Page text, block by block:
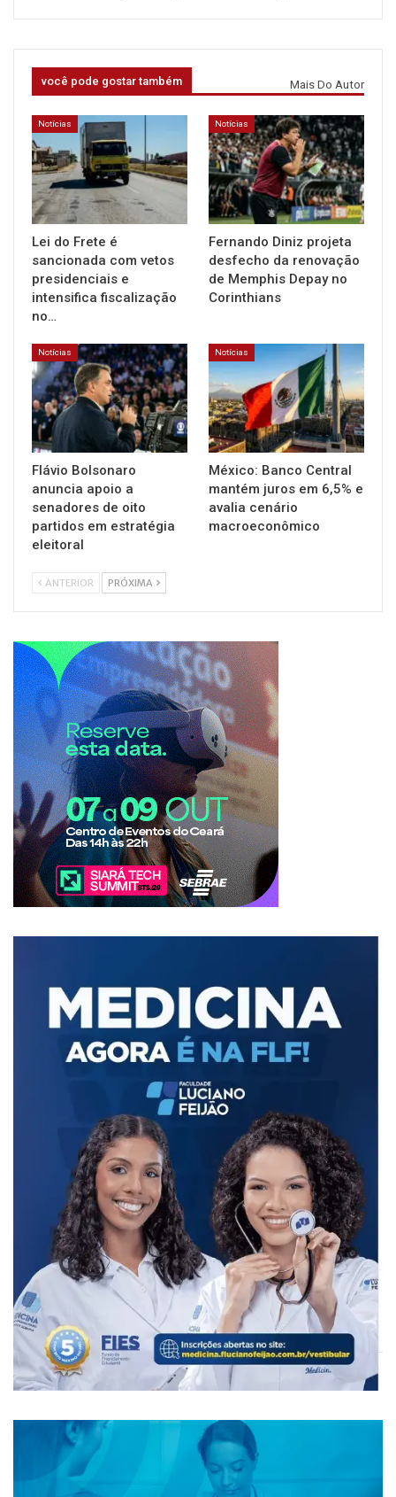
você pode gostar também Mais Do Autor
Notícias
Lei do Frete é
sancionada com vetos
presidenciais e
intensifica fiscalização
no…
Notícias
Fernando Diniz projeta
desfecho da renovação
de Memphis Depay no
Corinthians
Notícias
Flávio Bolsonaro
anuncia apoio a
senadores de oito
partidos em estratégia
eleitoral
Notícias
México: Banco Central
mantém juros em 6,5% e
avalia cenário
macroeconômico
ANTERIOR PRÓXIMA